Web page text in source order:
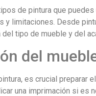
de pintura que
y limitaciones. Desde
tipo de mueble y del
del
es crucial preparar
una imprimación si es